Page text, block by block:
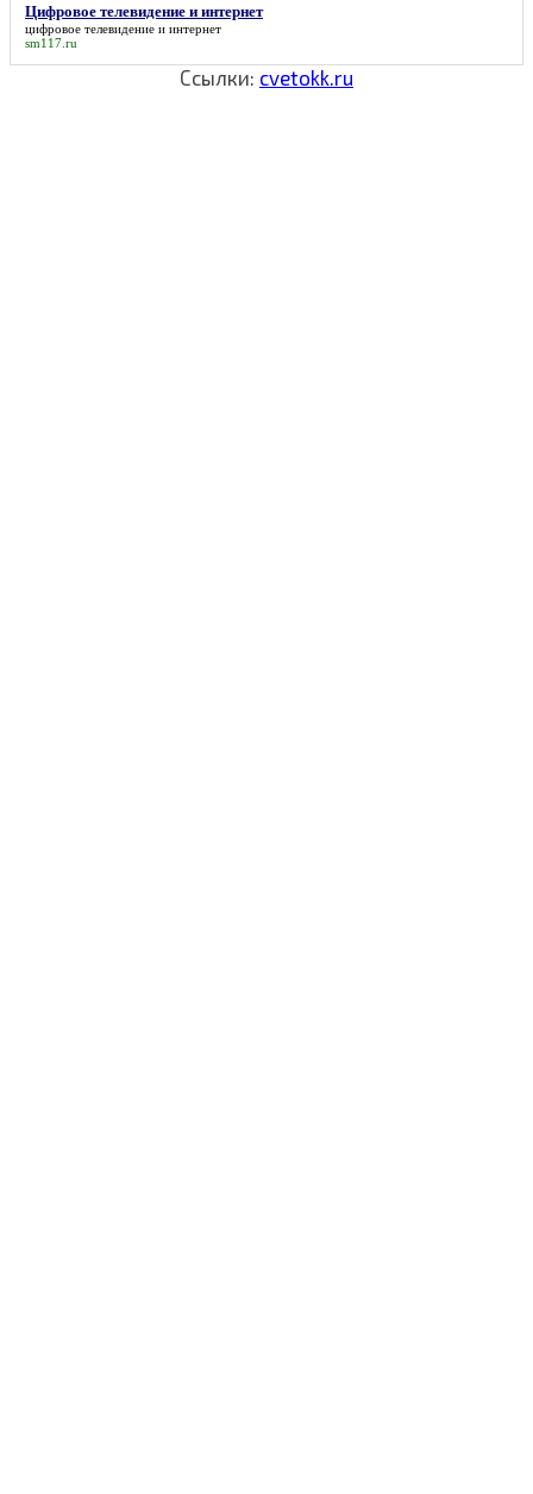
Цифровое телевидение и интернет
цифровое телевидение и интернет
sm117.ru
Ссылки: cvetokk.ru